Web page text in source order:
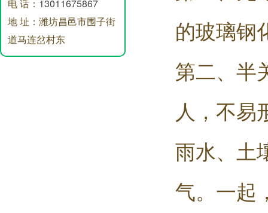
电 话： 13011675867
地 址：潍坊昌邑市围子街
道马连岔村东
的玻璃钢
第二、半
人，不易
雨水、土
气。一起